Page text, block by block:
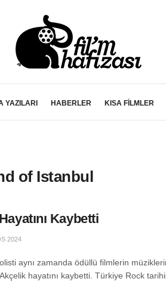
YAZILARI HABERLER KISA FİLMLER
of Istanbul
Kaybetti
2024
aynı zamanda ödüllü filmlerin
hayatını kaybetti. Türkiye Rock